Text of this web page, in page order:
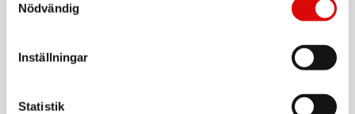
Nödvändig
Inställningar
Statistik
NYHET